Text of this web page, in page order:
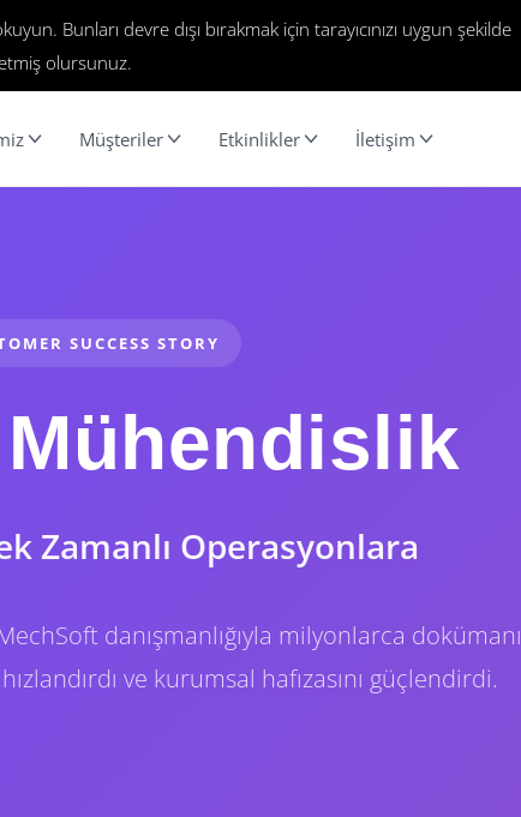
Bunları devre dışı bırakmak için tarayıcınızı uygun şekilde
olursunuz.
Müşteriler Etkinlikler İletişim
SUCCESS STORY
Zamanlı Operasyonlara
danışmanlığıyla milyonlarca dokümanı
ve kurumsal hafızasını güçlendirdi.